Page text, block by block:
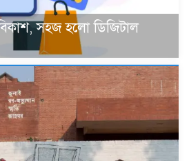
সহজ হলো ডিজিটাল